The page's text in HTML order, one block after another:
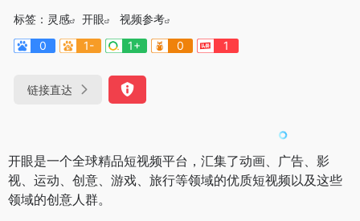
标签： 灵感 开眼
视频参考
0
1- 1+ 0 1
链接直达
开眼是一个全球精品短视频平台，汇集了动画、广告、影
视、运动、创意、游戏、旅行等领域的优质短视频以及这些
领域的创意人群。